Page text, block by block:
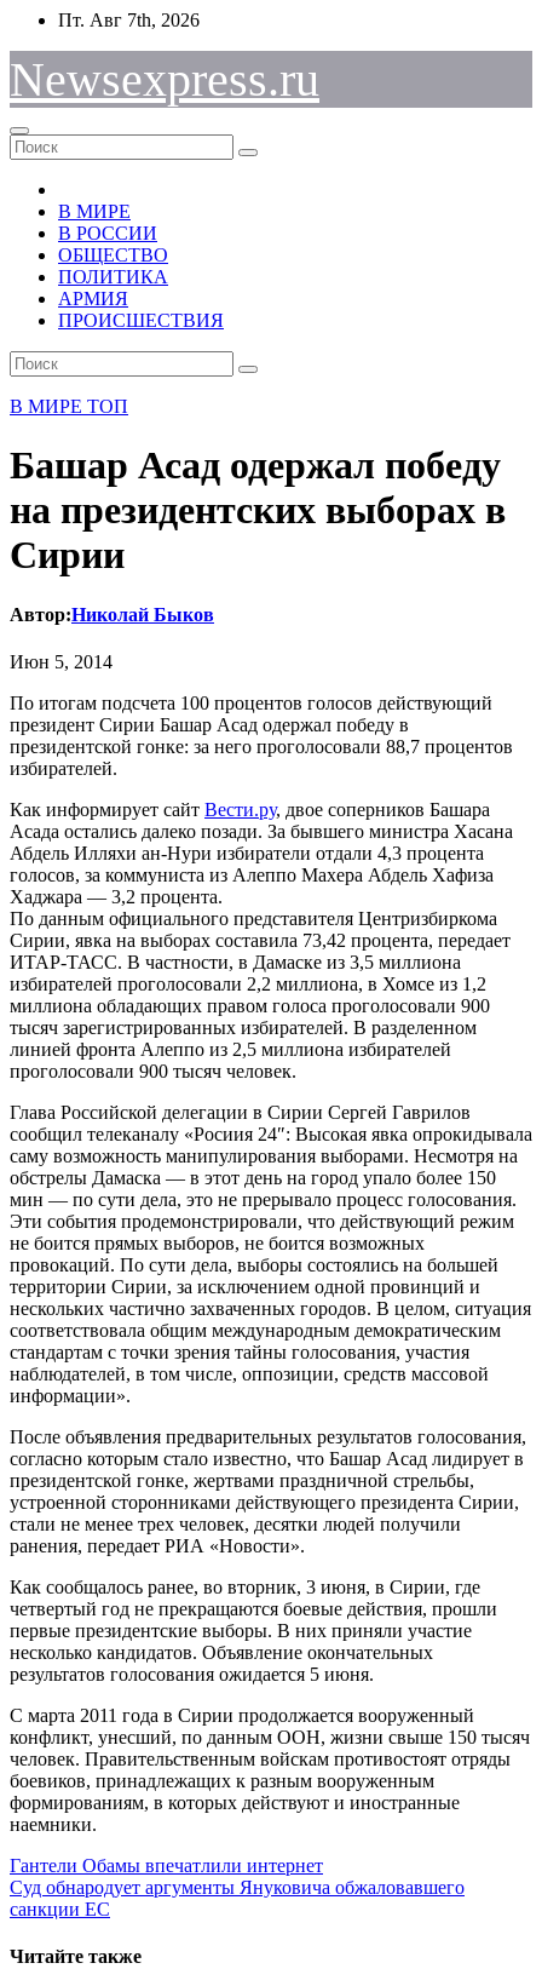
Перейти
содержимому
Пт. Авг 7th, 2026
Newsexpress.ru
В МИРЕ
В РОССИИ
ОБЩЕСТВО
ПОЛИТИКА
АРМИЯ
ПРОИСШЕСТВИЯ
В МИРЕ ТОП
Башар Асад одержал победу
на президентских выборах в
Сирии
Автор:Николай Быков
Июн 5, 2014
По итогам подсчета 100 процентов голосов действующий
президент Сирии Башар Асад одержал победу в
президентской гонке: за него проголосовали 88,7 процентов
избирателей.
Как информирует сайт Вести.ру, двое соперников Башара
Асада остались далеко позади. За бывшего министра Хасана
Абдель Илляхи ан-Нури избиратели отдали 4,3 процента
голосов, за коммуниста из Алеппо Махера Абдель Хафиза
Хаджара — 3,2 процента.
По данным официального представителя Центризбиркома
Сирии, явка на выборах составила 73,42 процента, передает
ИТАР-ТАСС. В частности, в Дамаске из 3,5 миллиона
избирателей проголосовали 2,2 миллиона, в Хомсе из 1,2
миллиона обладающих правом голоса проголосовали 900
тысяч зарегистрированных избирателей. В разделенном
линией фронта Алеппо из 2,5 миллиона избирателей
проголосовали 900 тысяч человек.
Глава Российской делегации в Сирии Сергей Гаврилов
сообщил телеканалу «Росиия 24″: Высокая явка опрокидывала
саму возможность манипулирования выборами. Несмотря на
обстрелы Дамаска — в этот день на город упало более 150
мин — по сути дела, это не прерывало процесс голосования.
Эти события продемонстрировали, что действующий режим
не боится прямых выборов, не боится возможных
провокаций. По сути дела, выборы состоялись на большей
территории Сирии, за исключением одной провинций и
нескольких частично захваченных городов. В целом, ситуация
соответствовала общим международным демократическим
стандартам с точки зрения тайны голосования, участия
наблюдателей, в том числе, оппозиции, средств массовой
информации».
После объявления предварительных результатов голосования,
согласно которым стало известно, что Башар Асад лидирует в
президентской гонке, жертвами праздничной стрельбы,
устроенной сторонниками действующего президента Сирии,
стали не менее трех человек, десятки людей получили
ранения, передает РИА «Новости».
Как сообщалось ранее, во вторник, 3 июня, в Сирии, где
четвертый год не прекращаются боевые действия, прошли
первые президентские выборы. В них приняли участие
несколько кандидатов. Объявление окончательных
результатов голосования ожидается 5 июня.
С марта 2011 года в Сирии продолжается вооруженный
конфликт, унесший, по данным ООН, жизни свыше 150 тысяч
человек. Правительственным войскам противостоят отряды
боевиков, принадлежащих к разным вооруженным
формированиям, в которых действуют и иностранные
наемники.
Навигация
по
Гантели Обамы впечатлили интернет
Суд обнародует аргументы Януковича обжаловавшего
санкции ЕС
Читайте также